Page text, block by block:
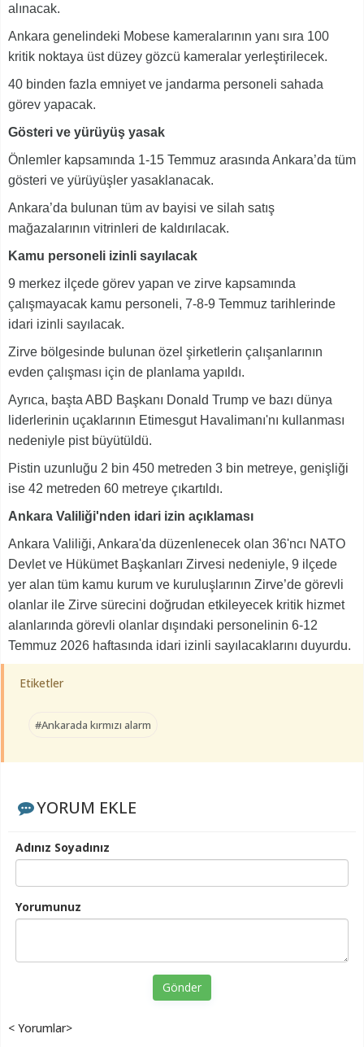
alınacak.
Ankara genelindeki Mobese kameralarının yanı sıra 100
kritik noktaya üst düzey gözcü kameralar yerleştirilecek.
40 binden fazla emniyet ve jandarma personeli sahada
görev yapacak.
Gösteri ve yürüyüş yasak
Önlemler kapsamında 1-15 Temmuz arasında Ankara’da tüm
gösteri ve yürüyüşler yasaklanacak.
Ankara’da bulunan tüm av bayisi ve silah satış
mağazalarının vitrinleri de kaldırılacak.
Kamu personeli izinli sayılacak
9 merkez ilçede görev yapan ve zirve kapsamında
çalışmayacak kamu personeli, 7-8-9 Temmuz tarihlerinde
idari izinli sayılacak.
Zirve bölgesinde bulunan özel şirketlerin çalışanlarının
evden çalışması için de planlama yapıldı.
Ayrıca, başta ABD Başkanı Donald Trump ve bazı dünya
liderlerinin uçaklarının Etimesgut Havalimanı'nı kullanması
nedeniyle pist büyütüldü.
Pistin uzunluğu 2 bin 450 metreden 3 bin metreye, genişliği
ise 42 metreden 60 metreye çıkartıldı.
Ankara Valiliği'nden idari izin açıklaması
Ankara Valiliği, Ankara'da düzenlenecek olan 36'ncı NATO
Devlet ve Hükümet Başkanları Zirvesi nedeniyle, 9 ilçede
yer alan tüm kamu kurum ve kuruluşlarının Zirve’de görevli
olanlar ile Zirve sürecini doğrudan etkileyecek kritik hizmet
alanlarında görevli olanlar dışındaki personelinin 6-12
Temmuz 2026 haftasında idari izinli sayılacaklarını duyurdu.
Etiketler
#Ankarada kırmızı alarm
YORUM EKLE
Adınız Soyadınız
Yorumunuz
Gönder
< Yorumlar>